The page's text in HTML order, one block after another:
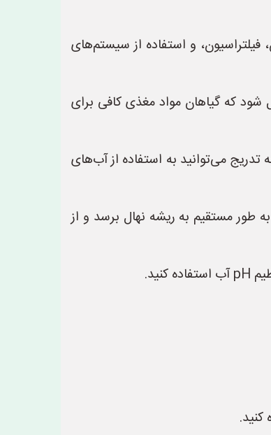
و استفاده از سیستم‌های
شود که گیاهان مواد مغذی کافی برای
می‌توانید به استفاده از آب‌های
طور مستقیم به ریشه نهال برسد و از